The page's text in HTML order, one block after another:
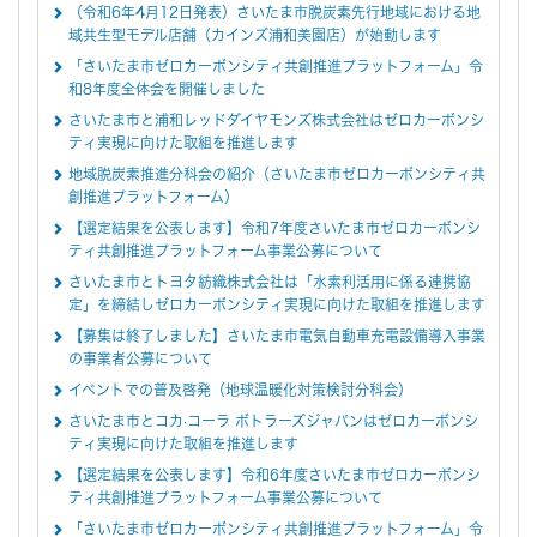
（令和6年4月12日発表）さいたま市脱炭素先行地域における地
域共生型モデル店舗（カインズ浦和美園店）が始動します
「さいたま市ゼロカーボンシティ共創推進プラットフォーム」令
和8年度全体会を開催しました
さいたま市と浦和レッドダイヤモンズ株式会社はゼロカーボンシ
ティ実現に向けた取組を推進します
地域脱炭素推進分科会の紹介（さいたま市ゼロカーボンシティ共
創推進プラットフォーム）
【選定結果を公表します】令和7年度さいたま市ゼロカーボンシ
ティ共創推進プラットフォーム事業公募について
さいたま市とトヨタ紡織株式会社は「水素利活用に係る連携協
定」を締結しゼロカーボンシティ実現に向けた取組を推進します
【募集は終了しました】さいたま市電気自動車充電設備導入事業
の事業者公募について
イベントでの普及啓発（地球温暖化対策検討分科会）
さいたま市とコカ·コーラ ボトラーズジャパンはゼロカーボンシ
ティ実現に向けた取組を推進します
【選定結果を公表します】令和6年度さいたま市ゼロカーボンシ
ティ共創推進プラットフォーム事業公募について
「さいたま市ゼロカーボンシティ共創推進プラットフォーム」令